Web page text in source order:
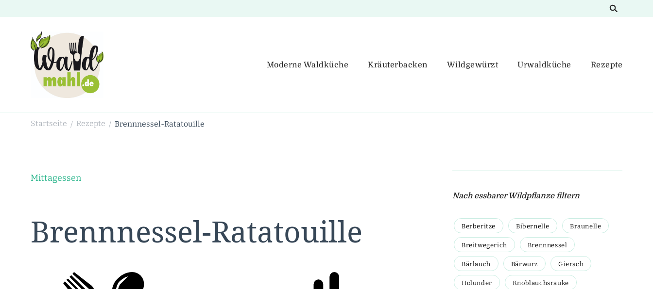
Moderne Waldküche Kräuterbacken Wildgewürzt Urwaldküche Rezepte
Startseite / Rezepte / Brennnessel-Ratatouille
Mittagessen
Brennnessel-Ratatouille
Nach essbarer Wildpflanze filtern
Berberitze Bibernelle Braunelle
Breitwegerich Brennnessel
Bärlauch Bärwurz Giersch
Holunder Knoblauchsrauke